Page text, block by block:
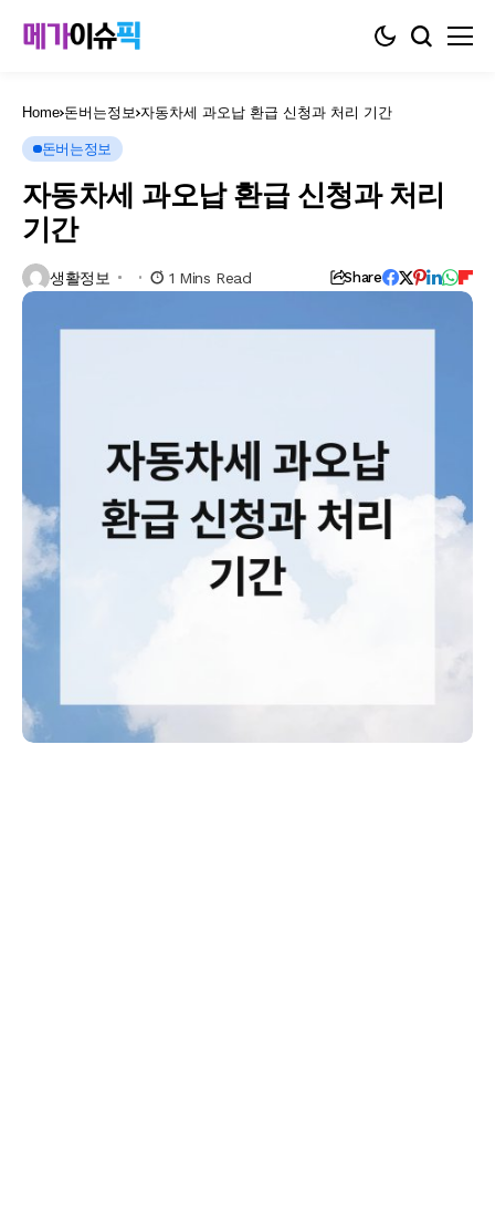
Home 돈버는정보 자동차세 과오납 환급 신청과 처리 기간
돈버는정보
자동차세 과오납 환급 신청과 처리
기간
생활정보 1 Mins Read Share